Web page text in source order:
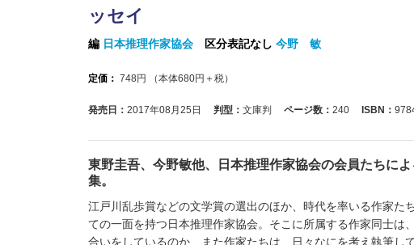
ッセイ
編 日本推理作家協会 区分表記なし 今野 敏
定価： 748円 （本体680円＋税）
発売日： 2017年08月25日 判型： 文庫判 ページ数： 240 ISBN：
東野圭吾、今野敏他、日本推理作家協会の会員たちによ
集。
江戸川乱歩賞などの文学賞の選出のほか、時代を率いる作家た
ての一面を持つ日本推理作家協会。そこに所属する作家同士は
合いをしているのか、また作家たちは、日々なにを考え執筆し